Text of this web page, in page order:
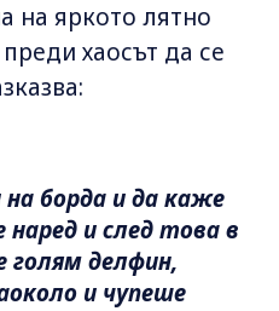
на яркото лятно
хаосът да се
на борда и да каже
и след това в
делфин,
и чупеше